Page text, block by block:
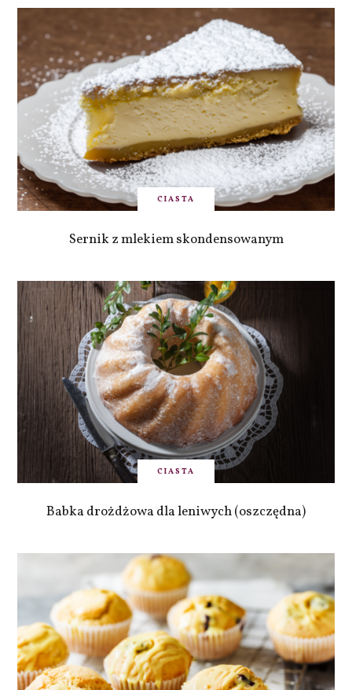
CIASTA
Sernik z mlekiem skondensowanym
CIASTA
Babka drożdżowa dla leniwych (oszczędna)